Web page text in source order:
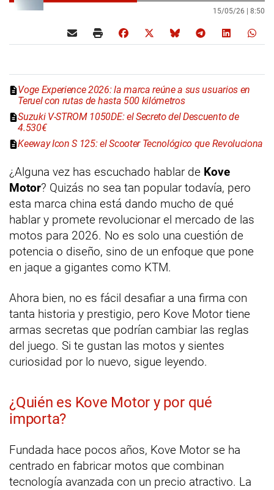
15/05/26 | 8:50
Voge Experience 2026: la marca reúne a sus usuarios en
Teruel con rutas de hasta 500 kilómetros
Suzuki V-STROM 1050DE: el Secreto del Descuento de
4.530€
Keeway Icon S 125: el Scooter Tecnológico que Revoluciona
¿Alguna vez has escuchado hablar de Kove
Motor? Quizás no sea tan popular todavía, pero
esta marca china está dando mucho de qué
hablar y promete revolucionar el mercado de las
motos para 2026. No es solo una cuestión de
potencia o diseño, sino de un enfoque que pone
en jaque a gigantes como KTM.
Ahora bien, no es fácil desafiar a una firma con
tanta historia y prestigio, pero Kove Motor tiene
armas secretas que podrían cambiar las reglas
del juego. Si te gustan las motos y sientes
curiosidad por lo nuevo, sigue leyendo.
¿Quién es Kove Motor y por qué
importa?
Fundada hace pocos años, Kove Motor se ha
centrado en fabricar motos que combinan
tecnología avanzada con un precio atractivo. La